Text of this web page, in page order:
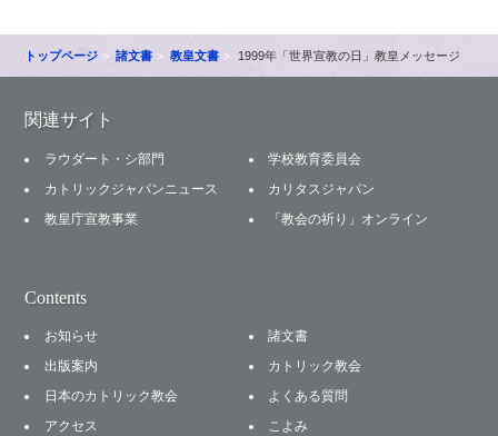
トップページ 諸文書 教皇文書 1999年「世界宣教の日」教皇メッセージ
関連サイト
ラウダート・シ部門
学校教育委員会
カトリックジャパンニュース
カリタスジャパン
教皇庁宣教事業
「教会の祈り」オンライン
Contents
お知らせ
諸文書
出版案内
カトリック教会
日本のカトリック教会
よくある質問
アクセス
こよみ